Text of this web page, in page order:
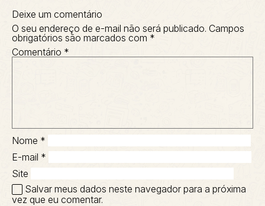
Deixe um comentário
O seu endereço de e-mail não será publicado. Campos
obrigatórios são marcados com *
Comentário *
Nome *
E-mail *
Site
Salvar meus dados neste navegador para a próxima
vez que eu comentar.